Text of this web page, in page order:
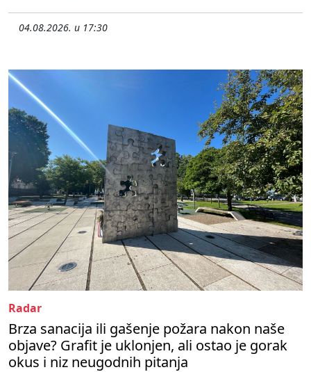
04.08.2026. u 17:30
Radar
Brza sanacija ili gašenje požara nakon naše
objave? Grafit je uklonjen, ali ostao je gorak
okus i niz neugodnih pitanja